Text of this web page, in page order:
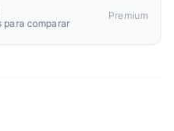
para comparar
Premium